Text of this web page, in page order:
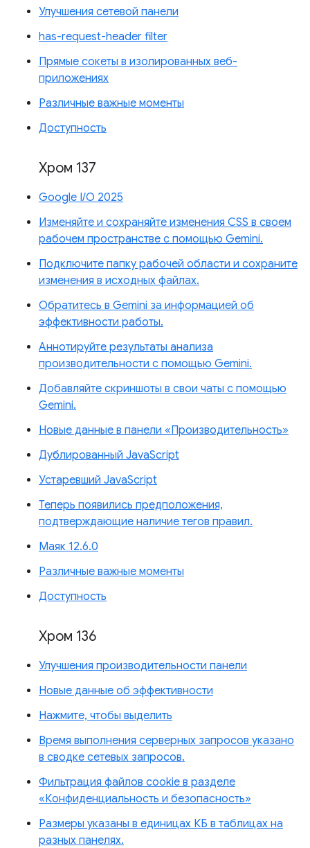
Улучшения сетевой панели
has-request-header filter
Прямые сокеты в изолированных веб-
приложениях
Различные важные моменты
Доступность
Хром 137
Google I/O 2025
Изменяйте и сохраняйте изменения CSS в своем
рабочем пространстве с помощью Gemini.
Подключите папку рабочей области и сохраните
изменения в исходных файлах.
Обратитесь в Gemini за информацией об
эффективности работы.
Аннотируйте результаты анализа
производительности с помощью Gemini.
Добавляйте скриншоты в свои чаты с помощью
Gemini.
Новые данные в панели «Производительность»
Дублированный JavaScript
Устаревший JavaScript
Теперь появились предположения,
подтверждающие наличие тегов правил.
Маяк 12.6.0
Различные важные моменты
Доступность
Хром 136
Улучшения производительности панели
Новые данные об эффективности
Нажмите, чтобы выделить
Время выполнения серверных запросов указано
в сводке сетевых запросов.
Фильтрация файлов cookie в разделе
«Конфиденциальность и безопасность»
Размеры указаны в единицах КБ в таблицах на
разных панелях.